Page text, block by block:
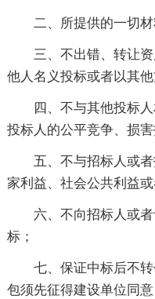
二、所提供的一切
三、不出错、转让
他人名义投标或者以其
四、不与其他投标
投标人的公平竞争、损
五、不与招标人或
家利益、社会公共利益
六、不向招标人或
标；
七、保证中标后不
包须先征得建设单位同意